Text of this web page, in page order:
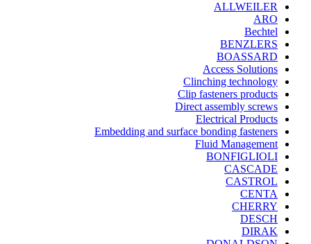
ALLWEILER
ARO
Bechtel
BENZLERS
BOASSARD
Access Solutions
Clinching technology
Clip fasteners products
Direct assembly screws
Electrical Products
Embedding and surface bonding fasteners
Fluid Management
BONFIGLIOLI
CASCADE
CASTROL
CENTA
CHERRY
DESCH
DIRAK